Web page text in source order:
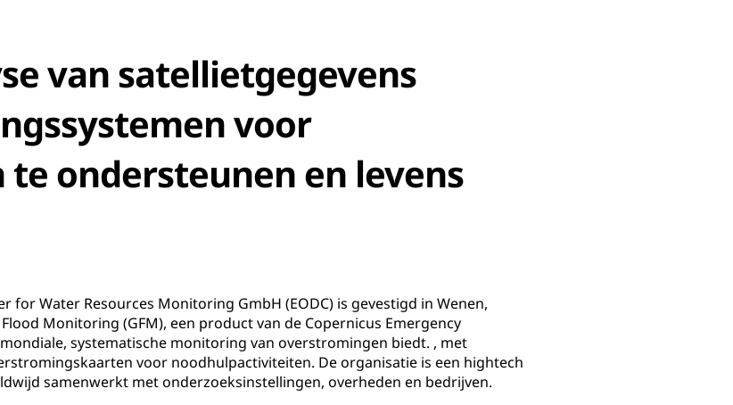
van satellietgegevens
voor
ondersteunen en levens
for Water Resources Monitoring GmbH (EODC) is gevestigd in Wenen,
Monitoring (GFM), een product van de Copernicus Emergency
systematische monitoring van overstromingen biedt. , met
voor noodhulpactiviteiten. De organisatie is een hightech
samenwerkt met onderzoeksinstellingen, overheden en bedrijven.